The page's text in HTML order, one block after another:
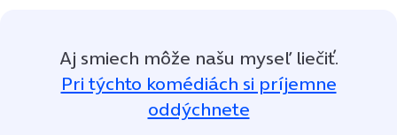
Aj smiech môže našu myseľ liečiť.
Pri týchto komédiách si príjemne
oddýchnete